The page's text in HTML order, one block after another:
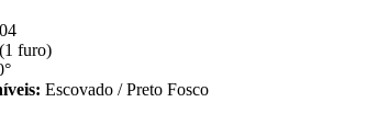
furo)
Escovado / Preto Fosco